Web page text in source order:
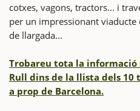
cotxes, vagons, tractors... i
per un impressionant
de llargada...
Trobareu tota la informació
Rull dins de la llista dels 10
a prop de Barcelona.